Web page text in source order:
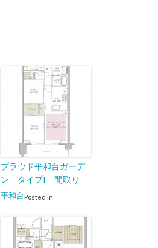
プラウド平和台ガーデ
ン タイプI 間取り
Posted in
平和台